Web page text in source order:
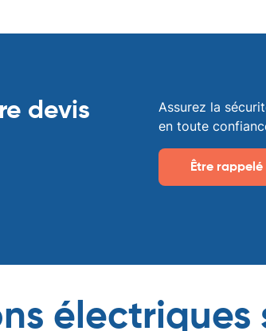
devis
Assurez la
en toute
Être rappelé
électriques